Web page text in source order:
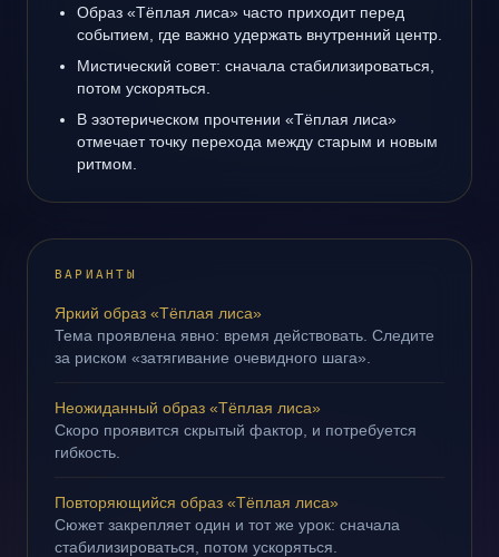
Образ «Тёплая лиса» часто приходит перед
событием, где важно удержать внутренний центр.
Мистический совет: сначала стабилизироваться,
потом ускоряться.
В эзотерическом прочтении «Тёплая лиса»
отмечает точку перехода между старым и новым
ритмом.
ВАРИАНТЫ
Яркий образ «Тёплая лиса»
Тема проявлена явно: время действовать. Следите
за риском «затягивание очевидного шага».
Неожиданный образ «Тёплая лиса»
Скоро проявится скрытый фактор, и потребуется
гибкость.
Повторяющийся образ «Тёплая лиса»
Сюжет закрепляет один и тот же урок: сначала
стабилизироваться, потом ускоряться.